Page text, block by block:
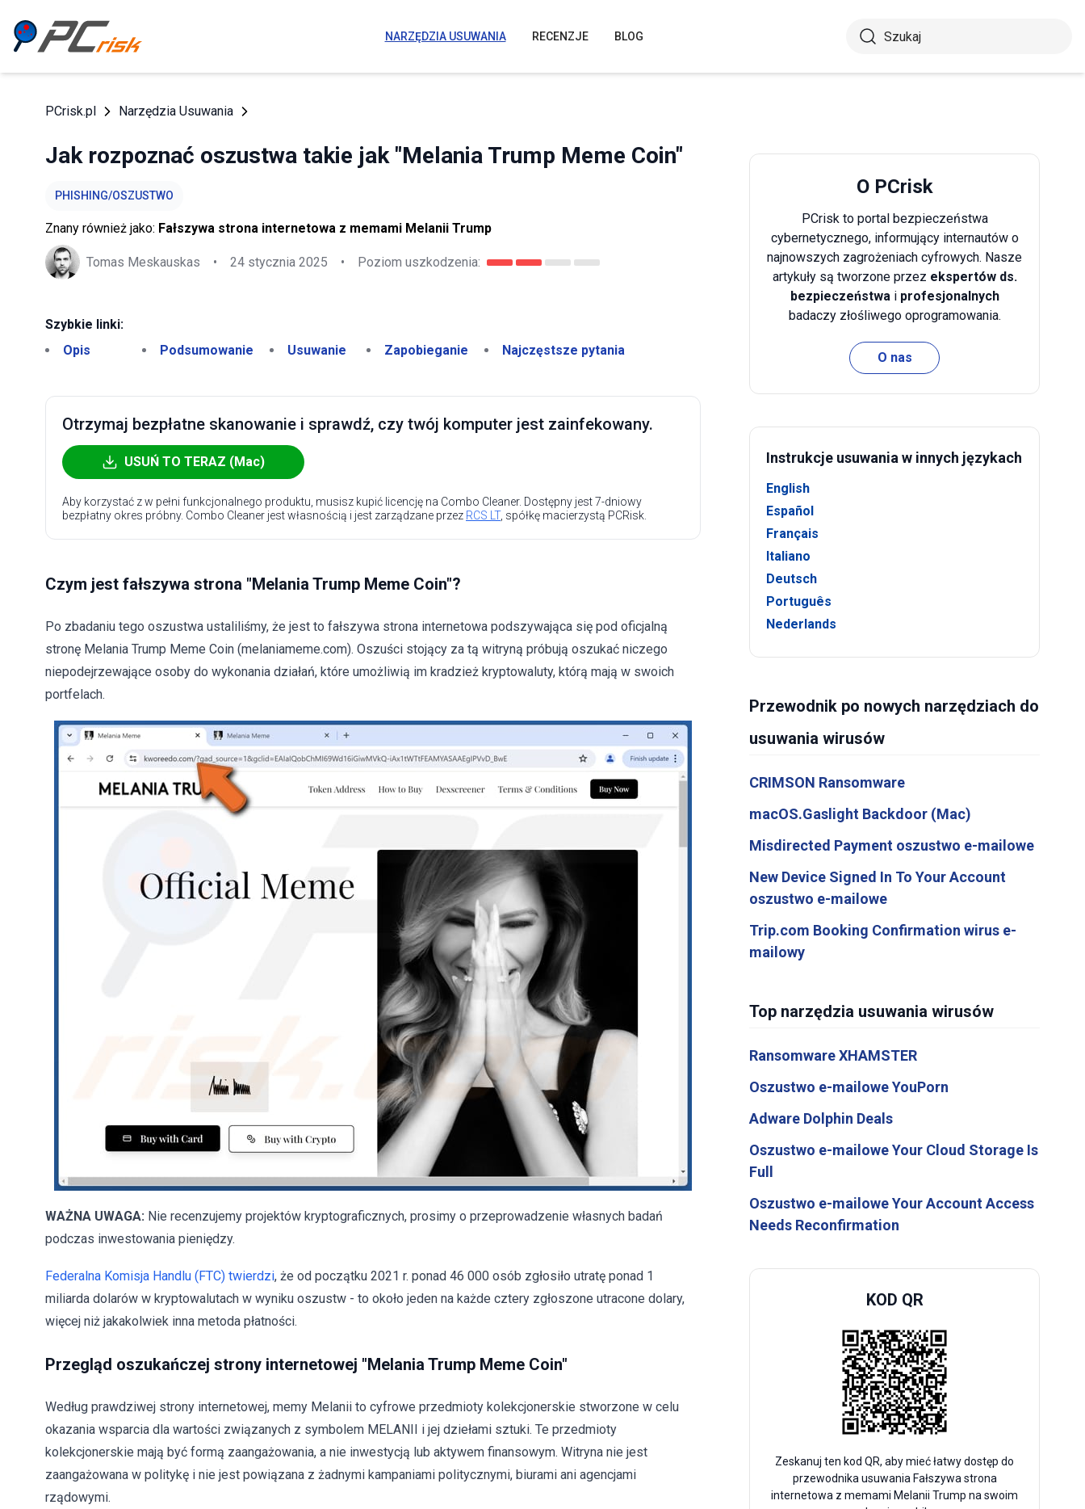
NARZĘDZIA USUWANIA RECENZJE BLOG
PCrisk.pl Narzędzia Usuwania
Jak rozpoznać oszustwa takie jak "Melania Trump Meme Coin"
PHISHING/OSZUSTWO
Znany również jako: Fałszywa strona internetowa z memami Melanii Trump
Tomas Meskauskas • 24 stycznia 2025 • Poziom uszkodzenia:
Szybkie linki:
Opis
Podsumowanie Usuwanie Zapobieganie Najczęstsze pytania
Otrzymaj bezpłatne skanowanie i sprawdź, czy twój komputer jest zainfekowany.
USUŃ TO TERAZ (Mac)
Aby korzystać z w pełni funkcjonalnego produktu, musisz kupić licencję na Combo Cleaner. Dostępny jest 7-dniowy
bezpłatny okres próbny. Combo Cleaner jest własnością i jest zarządzane przez RCS LT, spółkę macierzystą PCRisk.
Czym jest fałszywa strona "Melania Trump Meme Coin"?
Po zbadaniu tego oszustwa ustaliliśmy, że jest to fałszywa strona internetowa podszywająca się pod oficjalną
stronę Melania Trump Meme Coin (melaniameme.com). Oszuści stojący za tą witryną próbują oszukać niczego
niepodejrzewające osoby do wykonania działań, które umożliwią im kradzież kryptowaluty, którą mają w swoich
portfelach.
WAŻNA UWAGA: Nie recenzujemy projektów kryptograficznych, prosimy o przeprowadzenie własnych badań
podczas inwestowania pieniędzy.
Federalna Komisja Handlu (FTC) twierdzi, że od początku 2021 r. ponad 46 000 osób zgłosiło utratę ponad 1
miliarda dolarów w kryptowalutach w wyniku oszustw - to około jeden na każde cztery zgłoszone utracone dolary,
więcej niż jakakolwiek inna metoda płatności.
Przegląd oszukańczej strony internetowej "Melania Trump Meme Coin"
Według prawdziwej strony internetowej, memy Melanii to cyfrowe przedmioty kolekcjonerskie stworzone w celu
okazania wsparcia dla wartości związanych z symbolem MELANII i jej dziełami sztuki. Te przedmioty
kolekcjonerskie mają być formą zaangażowania, a nie inwestycją lub aktywem finansowym. Witryna nie jest
zaangażowana w politykę i nie jest powiązana z żadnymi kampaniami politycznymi, biurami ani agencjami
rządowymi.
O PCrisk
PCrisk to portal bezpieczeństwa
cybernetycznego, informujący internautów o
najnowszych zagrożeniach cyfrowych. Nasze
artykuły są tworzone przez ekspertów ds.
bezpieczeństwai profesjonalnych
badaczy złośliwego oprogramowania.
O nas
Instrukcje usuwania w innych językach
English
Español
Français
Italiano
Deutsch
Português
Nederlands
Przewodnik po nowych narzędziach do
usuwania wirusów
CRIMSON Ransomware
macOS.Gaslight Backdoor (Mac)
Misdirected Payment oszustwo e-mailowe
New Device Signed In To Your Account
oszustwo e-mailowe
Trip.com Booking Confirmation wirus e-
mailowy
Top narzędzia usuwania wirusów
Ransomware XHAMSTER
Oszustwo e-mailowe YouPorn
Adware Dolphin Deals
Oszustwo e-mailowe Your Cloud Storage Is
Full
Oszustwo e-mailowe Your Account Access
Needs Reconfirmation
KOD QR
Zeskanuj ten kod QR, aby mieć łatwy dostęp do
przewodnika usuwania Fałszywa strona
internetowa z memami Melanii Trump na swoim